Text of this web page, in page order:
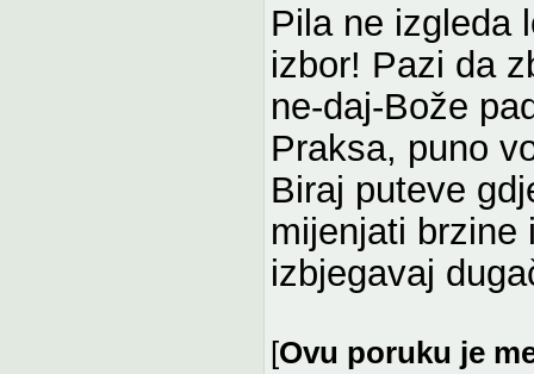
Pila ne izgleda
izbor! Pazi da
ne-daj-Bože
Praksa, puno
Biraj puteve
mijenjati brzine
izbjegavaj
[Ovu poruku je